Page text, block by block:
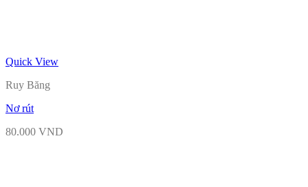
Quick View
Ruy Băng
Nơ rút
80.000 VND